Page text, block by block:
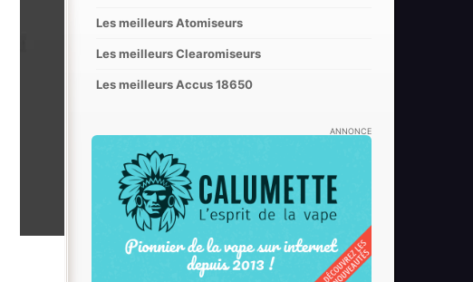
Les meilleurs Atomiseurs
Les meilleurs Clearomiseurs
Les meilleurs Accus 18650
ANNONCE